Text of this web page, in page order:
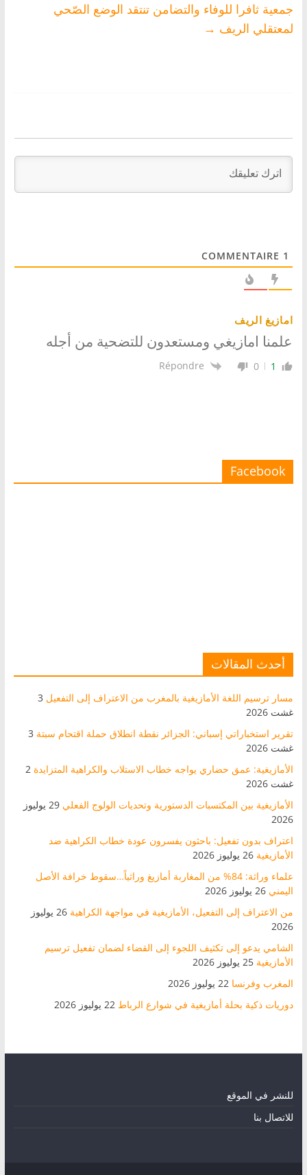
جمعية ثافرا للوفاء والتضامن تنتقد الوضع الصّحي
لمعتقلي الريف‬ →
1
امازيغ الريف
علمنا امازيغي ومستعدون للتضحية من أجله
1
0
Répondre
Facebook
أحدث المقالات
مسار ترسيم اللغة الأمازيغية بالمغرب من الاعتراف إلى التفعيل 3
غشت 2026
تقرير استخباراتي إسباني: الجزائر نقطة انطلاق حملة اقتحام سبتة 3
غشت 2026
الأمازيغية: عمق حضاري يواجه خطاب الاستلاب والكراهية المتزايدة 2
غشت 2026
الأمازيغية بين المكتسبات الدستورية وتحديات الولوج الفعلي
29 يوليوز
2026
اعتراف بدون تفعيل: باحثون يفسرون عودة خطاب الكراهية ضد
الأمازيغية 26 يوليوز 2026
علماء وراثة: 84% من المغاربة أمازيغ وراثياً…سقوط خرافة الأصل
اليمني 26 يوليوز 2026
من الاعتراف إلى التفعيل، الأمازيغية في مواجهة الكراهية
26 يوليوز
2026
الشامي يدعو إلى تكثيف اللجوء إلى القضاء لضمان تفعيل ترسيم
الأمازيغية 25 يوليوز 2026
المغرب وفرنسا 22 يوليوز 2026
دوريات ذكية بحلة أمازيغية في شوارع الرباط 22 يوليوز 2026
للنشر في الموقع
للاتصال بنا